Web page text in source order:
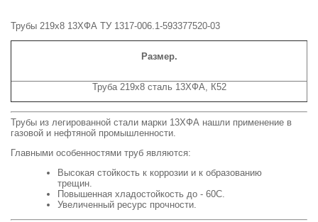
Трубы 219х8 13ХФА ТУ 1317-006.1-593377520-03
Размер.
Труба 219х8 сталь 13ХФА, К52
Трубы из легированной стали марки 13ХФА нашли применение в
газовой и нефтяной промышленности.
Главными особенностями труб являются:
Высокая стойкость к коррозии и к образованию
трещин.
Повышенная хладостойкость до - 60С.
Увеличенный ресурс прочности.